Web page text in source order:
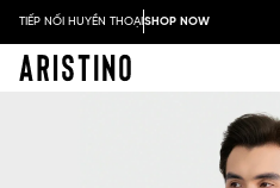
TIẾP NỐI HUYỀN THOẠISHOP NOW